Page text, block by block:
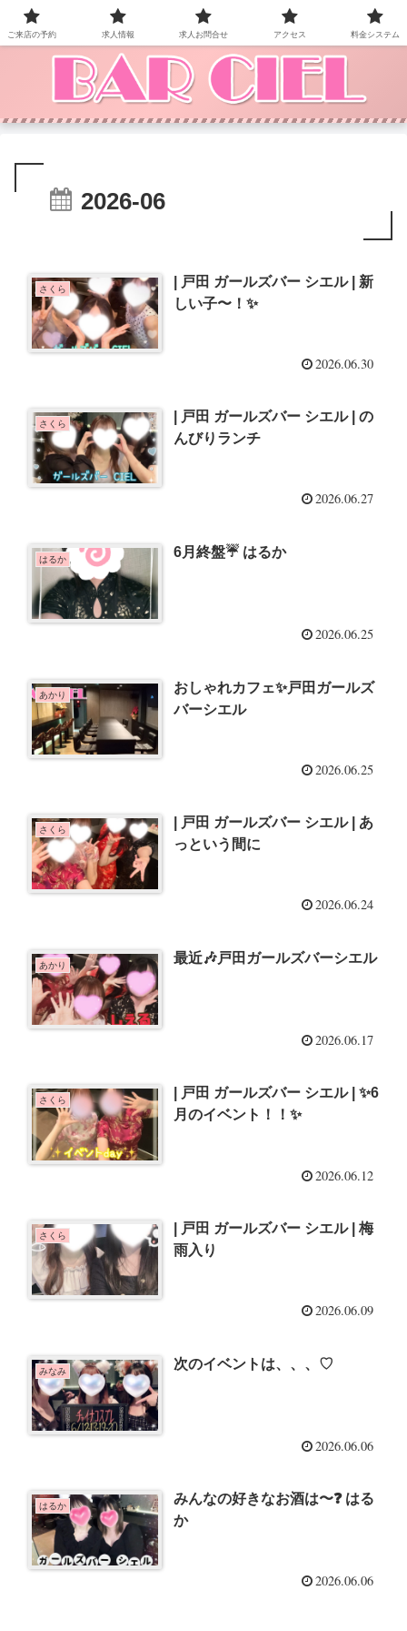
BAR CIEL！ご来店お待ちしています。
2026-06
さくら
| 戸田 ガールズバー シエル | 新
しい子〜！✨
2026.06.30
さくら
| 戸田 ガールズバー シエル | の
んびりランチ
2026.06.27
はるか 6月終盤☔️ はるか
2026.06.25
あかり
おしゃれカフェ✨戸田ガールズ
バーシエル
2026.06.25
さくら
| 戸田 ガールズバー シエル | あ
っという間に
2026.06.24
あかり 最近🎶戸田ガールズバーシエル
2026.06.17
さくら
| 戸田 ガールズバー シエル | ✨️6
月のイベント！！✨️
2026.06.12
さくら
| 戸田 ガールズバー シエル | 梅
雨入り
2026.06.09
みなみ 次のイベントは、、、♡
2026.06.06
はるか
みんなの好きなお酒は〜❓ はる
か
2026.06.06
ご来店の予約 求人情報 求人お問合せ アクセス 料金システム